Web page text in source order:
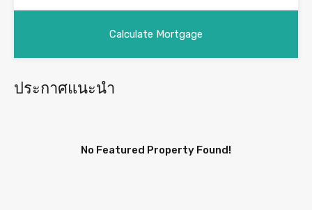
ประกาศแนะนำ
No Featured Property Found!